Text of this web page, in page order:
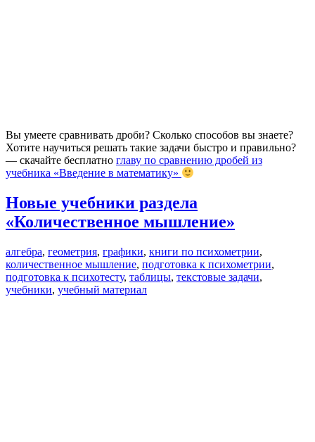
Вы умеете сравнивать дроби? Сколько способов вы знаете?
Хотите научиться решать такие задачи быстро и правильно?
— скачайте бесплатно главу по сравнению дробей из
учебника «Введение в математику»
Новые учебники раздела
«Количественное мышление»
алгебра, геометрия, графики, книги по психометрии,
количественное мышление, подготовка к психометрии,
подготовка к психотесту, таблицы, текстовые задачи,
учебники, учебный материал